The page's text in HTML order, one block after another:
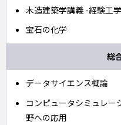
木造建築学講義 -経験工
宝石の化学
総
データサイエンス概論
コンピュータシミュレー
野への応用